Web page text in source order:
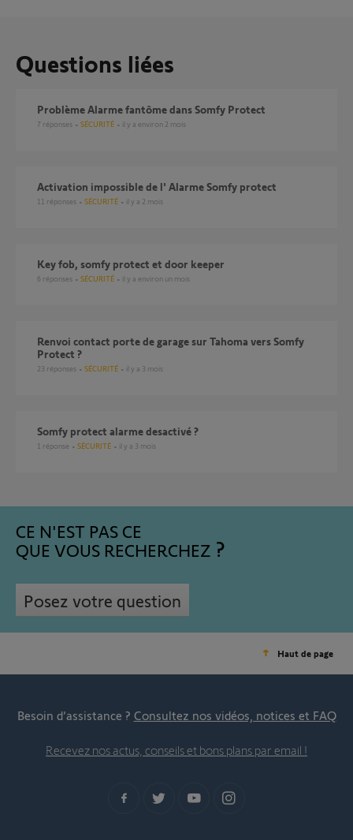
Questions liées
Problème Alarme fantôme dans Somfy Protect
7 réponses SÉCURITÉ il y a environ 2 mois
Activation impossible de l' Alarme Somfy protect
11 réponses SÉCURITÉ il y a 2 mois
Key fob, somfy protect et door keeper
6 réponses SÉCURITÉ il y a environ un mois
Renvoi contact porte de garage sur Tahoma vers Somfy
Protect ?
23 réponses SÉCURITÉ il y a 3 mois
somfy protect alarme desactivé ?
1 réponse SÉCURITÉ il y a 3 mois
CE N'EST PAS CE
QUE VOUS RECHERCHEZ
Posez votre question
Haut de page
Besoin d’assistance ? Consultez nos vidéos, notices et FAQ
Recevez nos actus, conseils et bons plans par email !